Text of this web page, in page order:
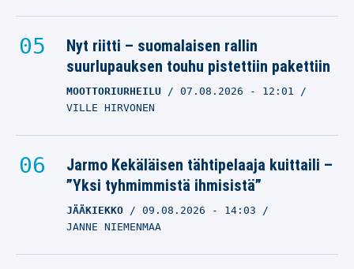
Nyt riitti – suomalaisen rallin
suurlupauksen touhu pistettiin pakettiin
MOOTTORIURHEILU 07.08.2026 - 12:01
VILLE HIRVONEN
Jarmo Kekäläisen tähtipelaaja kuittaili –
”Yksi tyhmimmistä ihmisistä”
JÄÄKIEKKO 09.08.2026 - 14:03
JANNE NIEMENMAA